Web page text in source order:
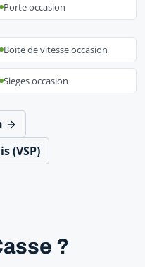
Porte occasion
Boite de vitesse occasion
Sieges occasion
(VSP)
?